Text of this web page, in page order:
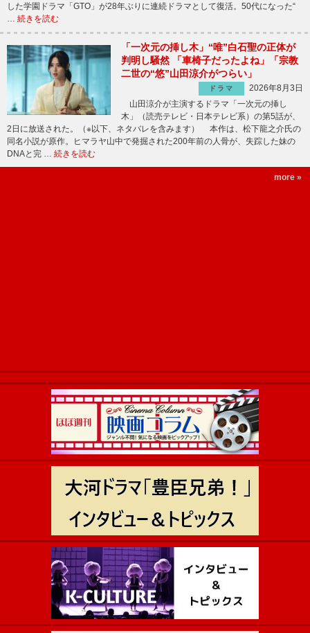
した学園ドラマ「GTO」が28年ぶりに連続ドラマとして復活。50代になった“
続きを読む
「一次元の挿し木」“唯”白石聖の正体が
判明し騒然 「車椅子だったよね」「宗教
二世の“悠”山田涼介がつらい」
ドラマ
2026年8月3日
山田涼介が主演するドラマ「一次元の挿し
木」（読売テレビ・日本テレビ系）の第5話が、
2日に放送された。（※以下、ネタバレを含みます） 本作は、松下龍之介氏の
同名小説が原作。ヒマラヤ山中で発掘された200年前の人骨が、失踪した妹の
DNAと完 … 続きを読む
more »